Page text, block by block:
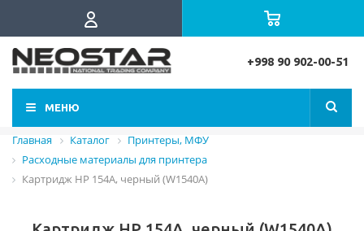
+998 90 902-00-51
МЕНЮ
Главная Каталог
Принтеры, МФУ
Расходные материалы для принтера
Картридж HP 154A, черный (W1540A)